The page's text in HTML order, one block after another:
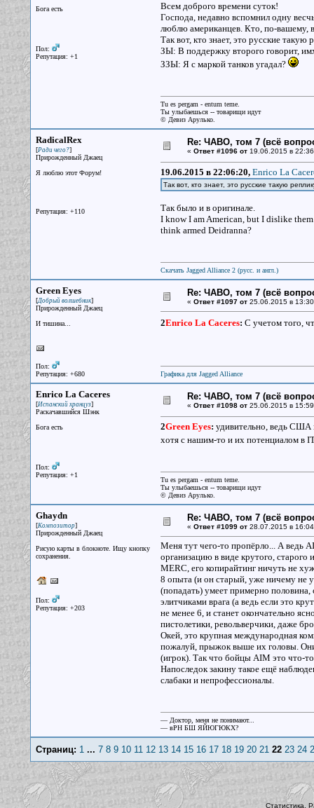
Бога есть
Пол:
Репутация: +1
Всем доброго времени суток!
Господа, недавно вспомнил одну
люблю американцев. Кто, по-
Так вот, кто знает, это русские
ЗЫ: В поддержку второго говорит,
ЗЗЫ: Я с маркой танков угадал?
Tu es pergam - entum teme.
Ты улыбаешься -- товарищи идут
© Девиз Арулько.
RadicalRex
[Ради чего?]
Прирожденный Джаец
Я люблю этот Форум!
Репутация: +110
Re: ЧАВО, том 7 (всё
« Ответ #1096 от19.06.2015 в
19.06.2015 в 22:06:20, Enrico La
Так вот, кто знает, это русские такую
Так было и в оригинале.
I know I am American, but I dislike
think armed Deidranna?
Скачать Jagged Alliance 2 (русс. и англ.)
Green Eyes
[Добрый волшебник]
Прирожденный Джаец
И тишина...
Пол:
Репутация: +680
Re: ЧАВО, том 7 (всё
« Ответ #1097 от25.06.2015 в
2Enrico La Cаceres: С учетом того,
Графика для Jagged Alliance
Enrico La Cаceres
[Испанский хранцуз]
Раскачавшийся Шэнк
Бога есть
Пол:
Репутация: +1
Re: ЧАВО, том 7 (всё
« Ответ #1098 от25.06.2015 в
2Green Eyes: удивительно, ведь США
хотя с нашим-то и их потенциалом в
Tu es pergam - entum teme.
Ты улыбаешься -- товарищи идут
© Девиз Арулько.
Ghaydn
[Композитор]
Прирожденный Джаец
Рисую карты в блокноте. Ищу кнопку
сохранения.
Пол:
Репутация: +203
Re: ЧАВО, том 7 (всё
« Ответ #1099 от28.07.2015 в
Меня тут чего-то пропёрло... А ведь
организацию в виде крутого,
MERC, его копирайтинг ничуть не
8 опыта (и он старый, уже ничему не
(попадать) умеет примерно половина,
элитчиками врага (а ведь если это
не менее 6, и станет окончательно
пистолетики, револьверчики, даже
Окей, это крупная международная
пожалуй, прыжок выше их головы.
(игрок). Так что бойцы AIM это что-
Напоследок закину такое ещё
слабаки и непрофессионалы.
— Доктор, меня не понимают...
— вРН БШ ЯЙЮГЮКХ?
Страниц: 1... 7 8 9 10 11 12 13 14 15 16 17 18 19 20 21 22 23 24
Статистика.